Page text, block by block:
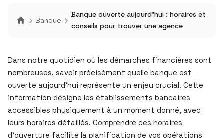
Banque
Banque ouverte aujourd’hui : horaires et
conseils pour trouver une agence
Dans notre quotidien où les démarches financières sont
nombreuses, savoir précisément quelle banque est
ouverte aujourd’hui représente un enjeu crucial. Cette
information désigne les établissements bancaires
accessibles physiquement à un moment donné, avec
leurs horaires détaillés. Comprendre ces horaires
d’ouverture facilite la planification de vos opérations